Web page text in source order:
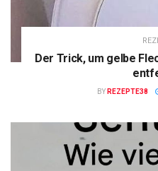
Der Trick, um gelbe
BY REZEPTE38